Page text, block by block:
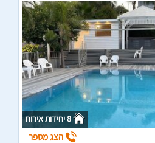
8 יחידות אירוח
הצג מספר